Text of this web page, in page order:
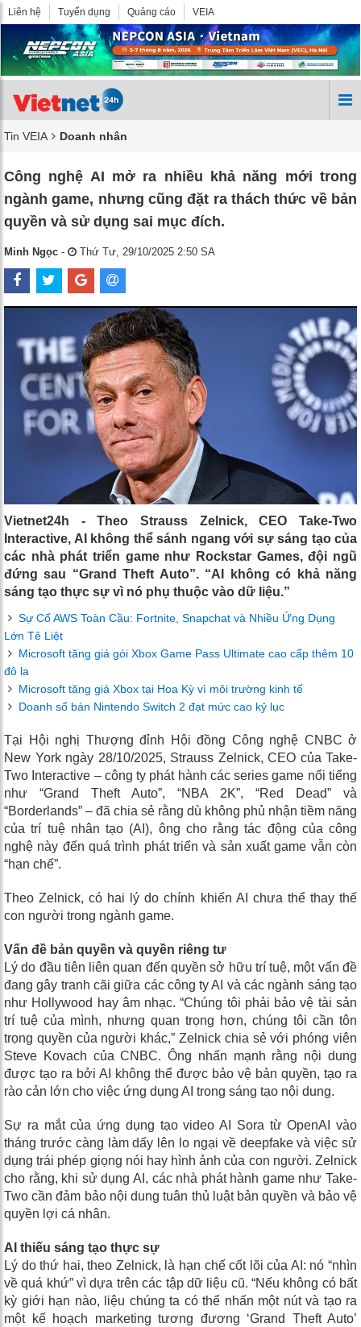
Liên hệ Tuyển dụng Quảng cáo VEIA
Tin VEIA Doanh nhân
Công nghệ AI mở ra nhiều khả năng mới trong
ngành game, nhưng cũng đặt ra thách thức về bản
quyền và sử dụng sai mục đích.
Minh Ngọc - Thứ Tư, 29/10/2025 2:50 SA
Vietnet24h - Theo Strauss Zelnick, CEO Take-Two
Interactive, AI không thể sánh ngang với sự sáng tạo của
các nhà phát triển game như Rockstar Games, đội ngũ
đứng sau “Grand Theft Auto”. “AI không có khả năng
sáng tạo thực sự vì nó phụ thuộc vào dữ liệu.”
Sự Cố AWS Toàn Cầu: Fortnite, Snapchat và Nhiều Ứng Dụng
Lớn Tê Liệt
Microsoft tăng giá gói Xbox Game Pass Ultimate cao cấp thêm 10
đô la
Microsoft tăng giá Xbox tại Hoa Kỳ vì môi trường kinh tế
Doanh số bán Nintendo Switch 2 đạt mức cao kỷ lục
Tại Hội nghị Thượng đỉnh Hội đồng Công nghệ CNBC ở
New York ngày 28/10/2025, Strauss Zelnick, CEO của Take-
Two Interactive – công ty phát hành các series game nổi tiếng
như “Grand Theft Auto”, “NBA 2K”, “Red Dead” và
“Borderlands” – đã chia sẻ rằng dù không phủ nhận tiềm năng
của trí tuệ nhân tạo (AI), ông cho rằng tác động của công
nghệ này đến quá trình phát triển và sản xuất game vẫn còn
“hạn chế”.
Theo Zelnick, có hai lý do chính khiến AI chưa thể thay thế
con người trong ngành game.
Vấn đề bản quyền và quyền riêng tư
Lý do đầu tiên liên quan đến quyền sở hữu trí tuệ, một vấn đề
đang gây tranh cãi giữa các công ty AI và các ngành sáng tạo
như Hollywood hay âm nhạc. “Chúng tôi phải bảo vệ tài sản
trí tuệ của mình, nhưng quan trọng hơn, chúng tôi cần tôn
trọng quyền của người khác,” Zelnick chia sẻ với phóng viên
Steve Kovach của CNBC. Ông nhấn mạnh rằng nội dung
được tạo ra bởi AI không thể được bảo vệ bản quyền, tạo ra
rào cản lớn cho việc ứng dụng AI trong sáng tạo nội dung.
Sự ra mắt của ứng dụng tạo video AI Sora từ OpenAI vào
tháng trước càng làm dấy lên lo ngại về deepfake và việc sử
dụng trái phép giọng nói hay hình ảnh của con người. Zelnick
cho rằng, khi sử dụng AI, các nhà phát hành game như Take-
Two cần đảm bảo nội dung tuân thủ luật bản quyền và bảo vệ
quyền lợi cá nhân.
AI thiếu sáng tạo thực sự
Lý do thứ hai, theo Zelnick, là hạn chế cốt lõi của AI: nó “nhìn
về quá khứ” vì dựa trên các tập dữ liệu cũ. “Nếu không có bất
kỳ giới hạn nào, liệu chúng ta có thể nhấn một nút và tạo ra
một kế hoạch marketing tương đương ‘Grand Theft Auto’